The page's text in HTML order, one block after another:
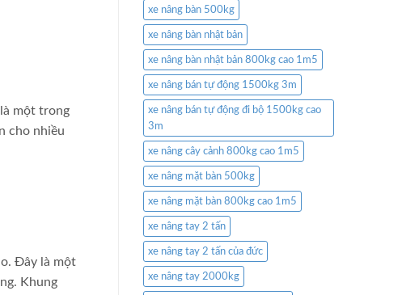
một trong
cho nhiều
Đây là một
Khung
xe nâng bàn 500kg
xe nâng bàn nhật bản
xe nâng bàn nhật bản 800kg cao 1m5
xe nâng bán tự động 1500kg 3m
xe nâng bán tự động đi bộ 1500kg cao
3m
xe nâng cây cảnh 800kg cao 1m5
xe nâng mặt bàn 500kg
xe nâng mặt bàn 800kg cao 1m5
xe nâng tay 2 tấn
xe nâng tay 2 tấn của đức
xe nâng tay 2000kg